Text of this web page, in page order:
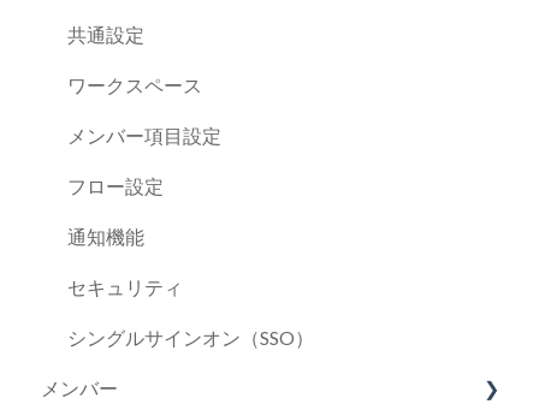
フローテンプレート
フロー
マイタスク
ダッシュボード
共通設定
ワークスペース
メンバー項目設定
フロー設定
通知機能
セキュリティ
シングルサインオン（SSO）
メンバー